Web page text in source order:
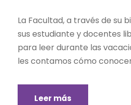
La Facultad, a través de su
sus estudiante y docentes
para leer durante las
les contamos cómo
Leer más